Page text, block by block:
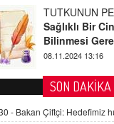
Sağlıklı Bir
Bilinmesi
08.11.2024 13:16
Tezkere
2 Kasım 2021 Salı
SON
- Bakan Çiftçi: Hedefimiz